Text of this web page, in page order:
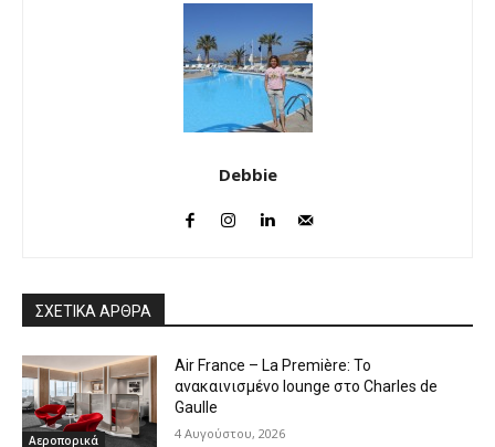
Debbie
ΣΧΕΤΙΚΑ ΑΡΘΡΑ
Αεροπορικά
Air France – La Première: Το
ανακαινισμένο lounge στο Charles de
Gaulle
4 Αυγούστου, 2026